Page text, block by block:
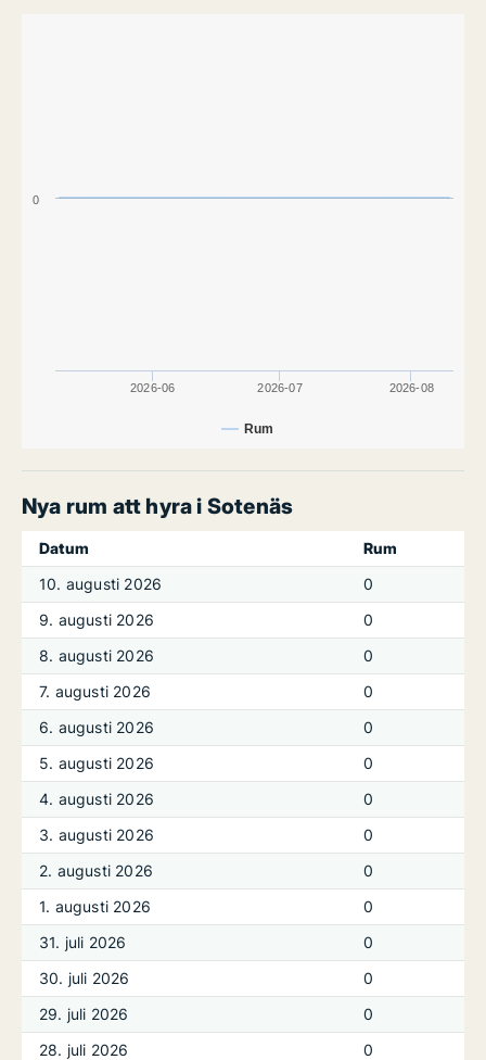
Rum
2026-06 2026-07 2026-08
0
Nya rum att hyra i Sotenäs
Datum
Rum
10. augusti 2026
0
9. augusti 2026
0
8. augusti 2026
0
7. augusti 2026
0
6. augusti 2026
0
5. augusti 2026
0
4. augusti 2026
0
3. augusti 2026
0
2. augusti 2026
0
1. augusti 2026
0
31. juli 2026
0
30. juli 2026
0
29. juli 2026
0
28. juli 2026
0